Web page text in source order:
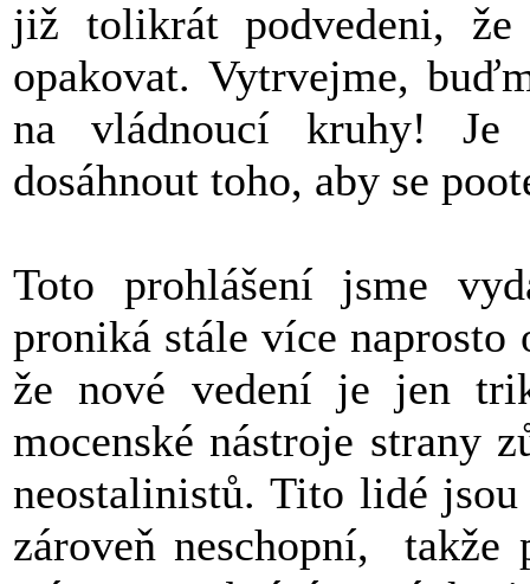
již tolikrát podvedeni,
opakovat. Vytrvejme,
na vládnoucí kruhy!
dosáhnout toho, aby se
Toto prohlášení jsme
proniká stále více
že nové vedení je jen
mocenské nástroje strany
neostalinistů. Tito lidé jsou
zároveň neschopní, takže